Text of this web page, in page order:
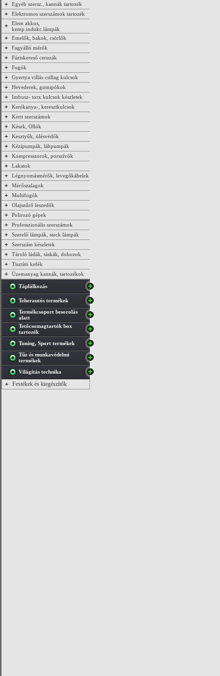
+ Egyéb szersz., kannák tartozék
+ Elektromos szerszámok tartozék
+
Elem akkus,
kemp.indukc.lámpák
+ Emelők, bakok, csörlők
+ Fagyálló mérők
+ Fáziskereső ceruzák
+ Fogók
+ Gyertya villás csillag kulcsok
+ Hevederek, gumipókok
+ Imbusz- torx kulcsok készletek
+ Kerékanya-, keresztkulcsok
+ Kerti szerszámok
+ Kések, Ollók
+ Kesztyűk, ülésvédők
+ Kézipumpák, lábpumpák
+ Kompresszorok, porszívók
+ Lakatok
+ Légnyomásmérők, levegőkábelek
+ Mérőszalagok
+ Multifogók
+ Olajszűrő leszedők
+ Polirozó gépek
+ Professzionális szerszámok
+ Szerelő lámpák, steck lámpák
+ Szerszám készletek
+ Tároló ládák, táskák, dobozok
+ Tisztító kefék
+ Üzemanyag kannák, tartozékok
Táplálkozás
Teherautós termékek
Termékcsoport besorolás
alatt
Tetőcsomagtartók box
tartozék
Tuning, Sport termékek
Tűz és munkavédelmi
termékek
Világítás technika
+ Festékek és kiegészítők